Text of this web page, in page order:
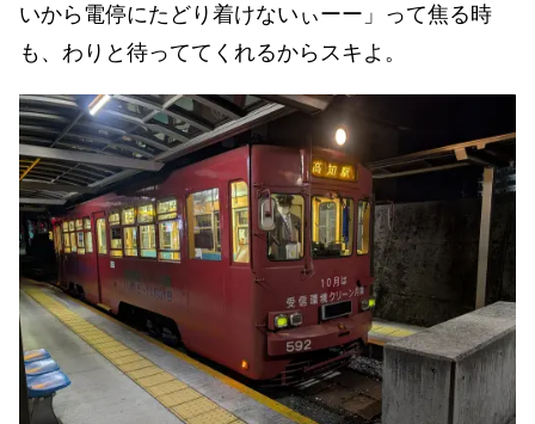
いから電停にたどり着けないぃーー」って焦る時
も、わりと待っててくれるからスキよ。